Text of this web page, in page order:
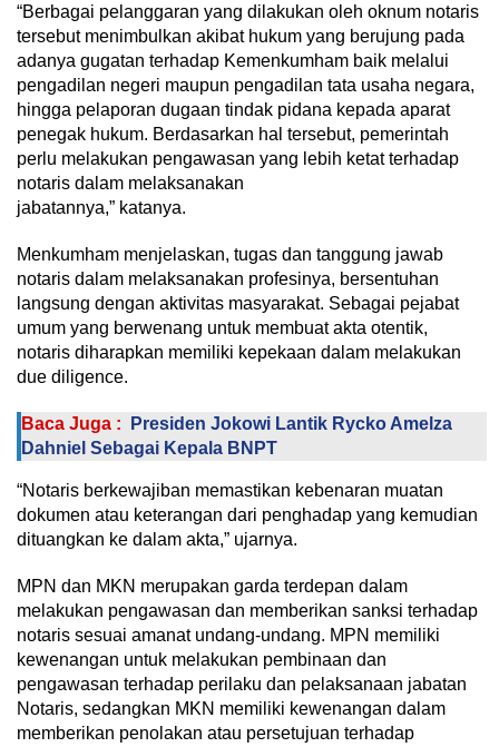
“Berbagai pelanggaran yang dilakukan oleh oknum notaris
tersebut menimbulkan akibat hukum yang berujung pada
adanya gugatan terhadap Kemenkumham baik melalui
pengadilan negeri maupun pengadilan tata usaha negara,
hingga pelaporan dugaan tindak pidana kepada aparat
penegak hukum. Berdasarkan hal tersebut, pemerintah
perlu melakukan pengawasan yang lebih ketat terhadap
notaris dalam melaksanakan
jabatannya,” katanya.
Menkumham menjelaskan, tugas dan tanggung jawab
notaris dalam melaksanakan profesinya, bersentuhan
langsung dengan aktivitas masyarakat. Sebagai pejabat
umum yang berwenang untuk membuat akta otentik,
notaris diharapkan memiliki kepekaan dalam melakukan
due diligence.
Baca Juga :
Presiden Jokowi Lantik Rycko Amelza
Dahniel Sebagai Kepala BNPT
“Notaris berkewajiban memastikan kebenaran muatan
dokumen atau keterangan dari penghadap yang kemudian
dituangkan ke dalam akta,” ujarnya.
MPN dan MKN merupakan garda terdepan dalam
melakukan pengawasan dan memberikan sanksi terhadap
notaris sesuai amanat undang-undang. MPN memiliki
kewenangan untuk melakukan pembinaan dan
pengawasan terhadap perilaku dan pelaksanaan jabatan
Notaris, sedangkan MKN memiliki kewenangan dalam
memberikan penolakan atau persetujuan terhadap